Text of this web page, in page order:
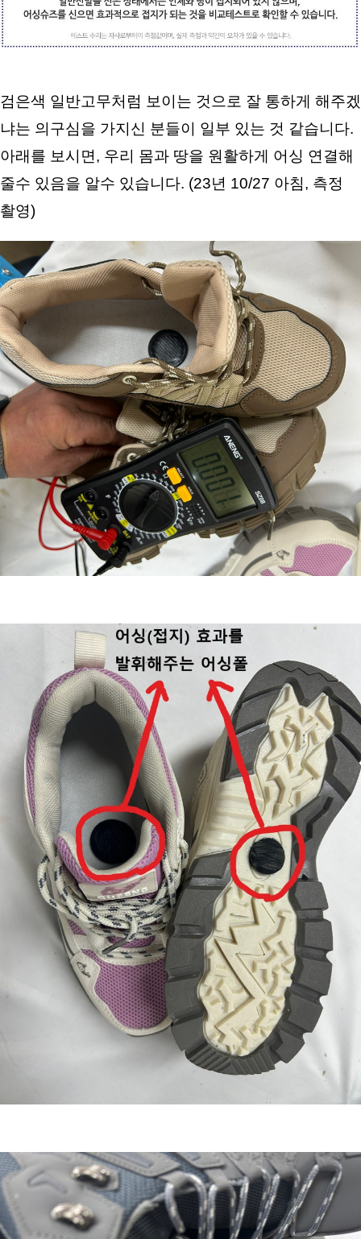
검은색 일반고무처럼 보이는 것으로 잘 통하게 해주겠
냐는 의구심을 가지신 분들이 일부 있는 것 같습니다.
아래를 보시면, 우리 몸과 땅을 원활하게 어싱 연결해
줄수 있음을 알수 있습니다. (23년 10/27 아침, 측정
촬영)